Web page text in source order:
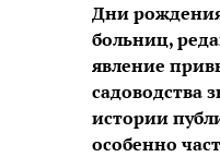
Дни
больниц,
явление
садоводства
истории
особенно